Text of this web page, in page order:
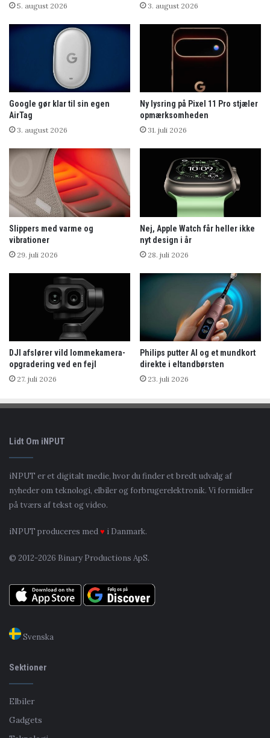
5. august 2026 3. august 2026
Google gør klar til sin egen
AirTag
3. august 2026
Ny lysring på Pixel 11 Pro stjæler
opmærksomheden
31. juli 2026
Slippers med varme og
vibrationer
29. juli 2026
Nej, Apple Watch får heller ikke
nyt design i år
28. juli 2026
DJI afslører vild lommekamera-
opgradering ved en fejl
27. juli 2026
Philips putter AI og et mundkort
direkte i eltandbørsten
23. juli 2026
Lidt Om iNPUT
iNPUT er et digitalt medie, hvor du finder et bredt udvalg af
nyheder om teknologi, elbiler og forbrugerelektronik. Vi formidler
på tværs af tekst og video.
iNPUT produceres med♥ i Danmark.
© 2012-2026 Binary Productions ApS.
Svenska
Sektioner
Elbiler
Gadgets